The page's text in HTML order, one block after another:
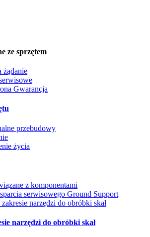
ze sprzętem
żądanie
Gwarancja
przebudowy
życia
z komponentami
serwisowego Ground Support
narzędzi do obróbki skał
narzędzi do obróbki skał